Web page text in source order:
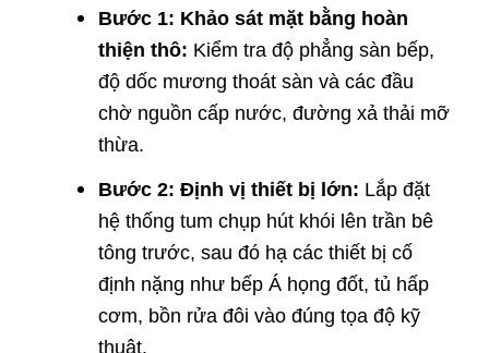
Bước 1: Khảo sát mặt bằng hoàn
thiện thô: Kiểm tra độ phẳng sàn bếp,
độ dốc mương thoát sàn và các đầu
chờ nguồn cấp nước, đường xả thải mỡ
thừa.
Bước 2: Định vị thiết bị lớn: Lắp đặt
hệ thống tum chụp hút khói lên trần bê
tông trước, sau đó hạ các thiết bị cố
định nặng như bếp Á họng đốt, tủ hấp
cơm, bồn rửa đôi vào đúng tọa độ kỹ
thuật.